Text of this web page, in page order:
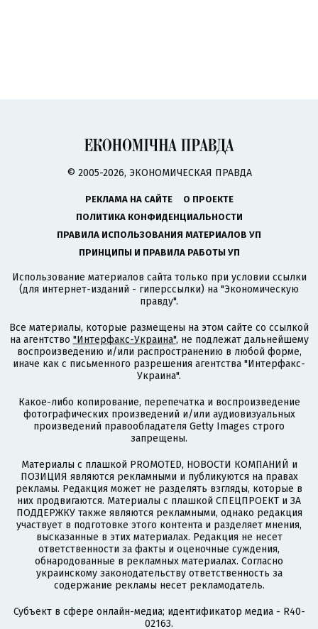
© 2005-2026, ЭКОНОМИЧЕСКАЯ ПРАВДА
РЕКЛАМА НА САЙТЕ
О ПРОЕКТЕ
ПОЛИТИКА КОНФИДЕНЦИАЛЬНОСТИ
ПРАВИЛА ИСПОЛЬЗОВАНИЯ МАТЕРИАЛОВ УП
ПРИНЦИПЫ И ПРАВИЛА РАБОТЫ УП
Использование материалов сайта только при условии ссылки
(для интернет-изданий - гиперссылки) на "Экономическую
правду".
Все материалы, которые размещены на этом сайте со ссылкой
на агентство "Интерфакс-Украина", не подлежат дальнейшему
воспроизведению и/или распространению в любой форме,
иначе как с письменного разрешения агентства "Интерфакс-
Украина".
Какое-либо копирование, перепечатка и воспроизведение
фотографических произведений и/или аудиовизуальных
произведений правообладателя Getty Images строго
запрещены.
Материалы с плашкой PROMOTED, НОВОСТИ КОМПАНИЙ и
ПОЗИЦИЯ являются рекламными и публикуются на правах
рекламы. Редакция может не разделять взгляды, которые в
них продвигаются. Материалы с плашкой СПЕЦПРОЕКТ и ЗА
ПОДДЕРЖКУ также являются рекламными, однако редакция
участвует в подготовке этого контента и разделяет мнения,
высказанные в этих материалах. Редакция не несет
ответственности за факты и оценочные суждения,
обнародованные в рекламных материалах. Согласно
украинскому законодательству ответственность за
содержание рекламы несет рекламодатель.
Субъект в сфере онлайн-медиа; идентификатор медиа - R40-
02163.